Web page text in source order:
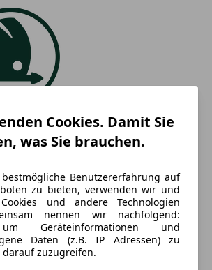
Cookies. Damit Sie
was Sie brauchen.
Benutzererfahrung auf
zu bieten, verwenden wir und
und andere Technologien
nennen wir nachfolgend:
um Geräteinformationen und
Daten (z.B. IP Adressen) zu
zuzugreifen.